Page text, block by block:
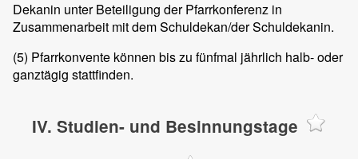
Dekanin unter Beteiligung der Pfarrkonferenz in
Zusammenarbeit mit dem Schuldekan/der Schuldekanin.
(5) Pfarrkonvente können bis zu fünfmal jährlich halb- oder
ganztägig stattfinden.
IV. Studien- und Besinnungstage